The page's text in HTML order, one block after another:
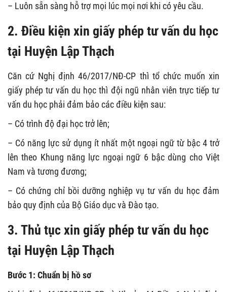
– Luôn sẵn sàng hỗ trợ mọi lúc mọi nơi khi có yêu cầu.
2. Điều kiện xin giấy phép tư vấn du học
tại Huyện Lập Thạch
Căn cứ Nghị định 46/2017/NĐ-CP thì tổ chức muốn xin
giấy phép tư vấn du học thì đội ngũ nhân viên trực tiếp tư
vấn du học phải đảm bảo các điều kiện sau:
– Có trình độ đại học trở lên;
– Có năng lực sử dụng ít nhất một ngoại ngữ từ bậc 4 trở
lên theo Khung năng lực ngoại ngữ 6 bậc dùng cho Việt
Nam và tương đương;
– Có chứng chỉ bồi dưỡng nghiệp vụ tư vấn du học đảm
bảo quy định của Bộ Giáo dục và Đào tạo.
3. Thủ tục xin giấy phép tư vấn du học
tại Huyện Lập Thạch
Bước 1: Chuẩn bị hồ sơ